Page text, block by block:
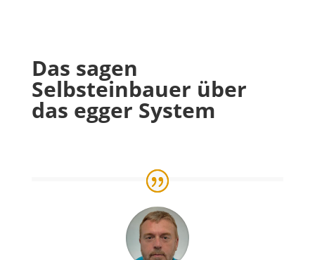
Das sagen
Selbsteinbauer über
das egger System